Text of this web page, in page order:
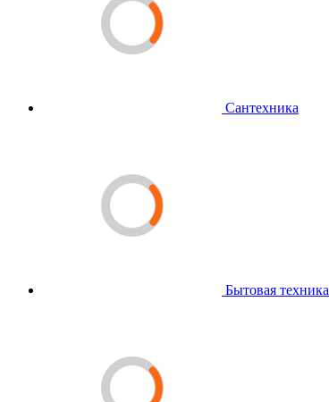
Сантехника
Бытовая техника